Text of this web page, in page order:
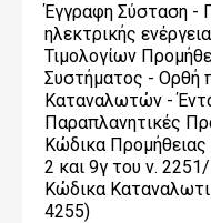
Έγγραφη Σύσταση -
ηλεκτρικής
Τιμολογίων
Συστήματος - Ορθή
Καταναλωτών -
Παραπλανητικές
Κώδικα Προμήθειας
2 και 9γ του ν.
Κώδικα
4255)